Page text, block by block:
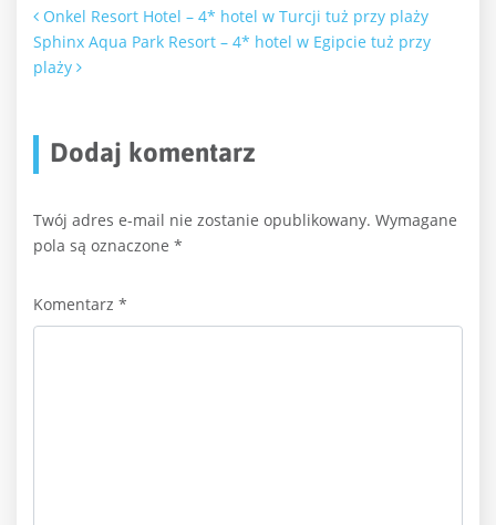
Nawigacja po artykułach
Onkel Resort Hotel – 4* hotel w Turcji tuż przy plaży
Sphinx Aqua Park Resort – 4* hotel w Egipcie tuż przy
plaży
Dodaj komentarz
Twój adres e-mail nie zostanie opublikowany. Wymagane
pola są oznaczone *
Komentarz *